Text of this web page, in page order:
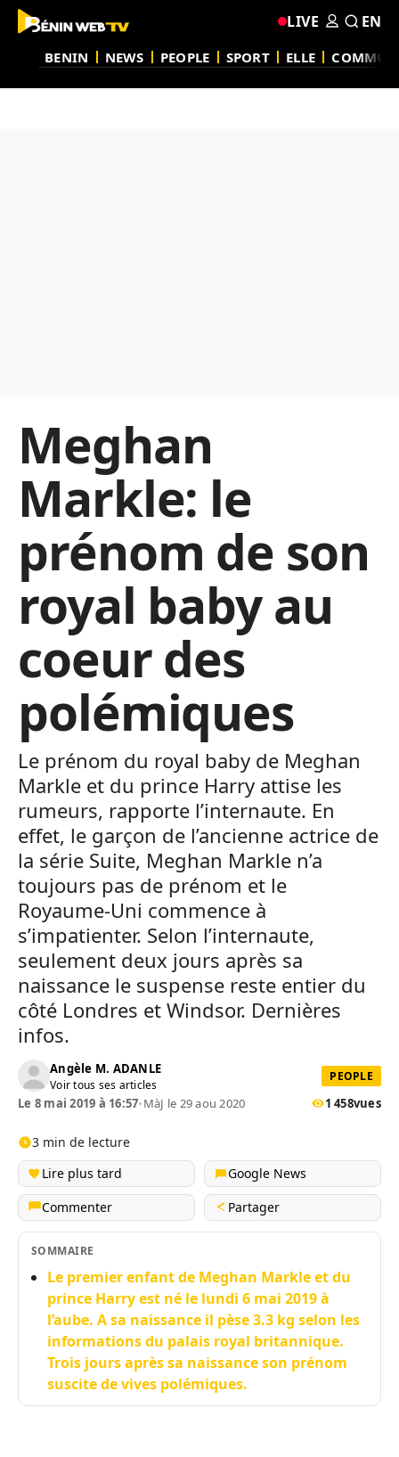
BENIN NEWS PEOPLE SPORT ELLE
LIVE EN
Meghan
Markle: le
prénom de son
royal baby au
coeur des
polémiques
Le prénom du royal baby de Meghan
Markle et du prince Harry attise les
rumeurs, rapporte l’internaute. En
effet, le garçon de l’ancienne actrice de
la série Suite, Meghan Markle n’a
toujours pas de prénom et le
Royaume-Uni commence à
s’impatienter. Selon l’internaute,
seulement deux jours après sa
naissance le suspense reste entier du
côté Londres et Windsor. Dernières
infos.
Angèle M. ADANLE
Voir tous ses articles
PEOPLE
Le 8 mai 2019 à 16:57•MàJ le 29 aou 2020 1 458vues
3 min de lecture
Lire plus tard
Google News
Commenter
Partager
SOMMAIRE
Le premier enfant de Meghan Markle et du
prince Harry est né le lundi 6 mai 2019 à
l’aube. A sa naissance il pèse 3.3 kg selon les
informations du palais royal britannique.
Trois jours après sa naissance son prénom
suscite de vives polémiques.